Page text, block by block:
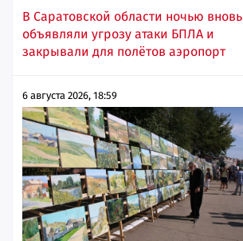
В Саратовской области ночью вновь
объявляли угрозу атаки БПЛА и
закрывали для полётов аэропорт
6 августа 2026, 18:59